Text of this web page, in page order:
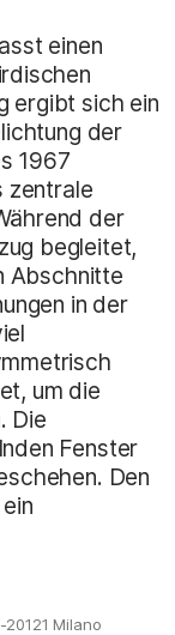
einen
ergibt sich ein
der
1967
zentrale
der
begleitet,
Abschnitte
in der
um die
Die
Fenster
Den
20121 Milano